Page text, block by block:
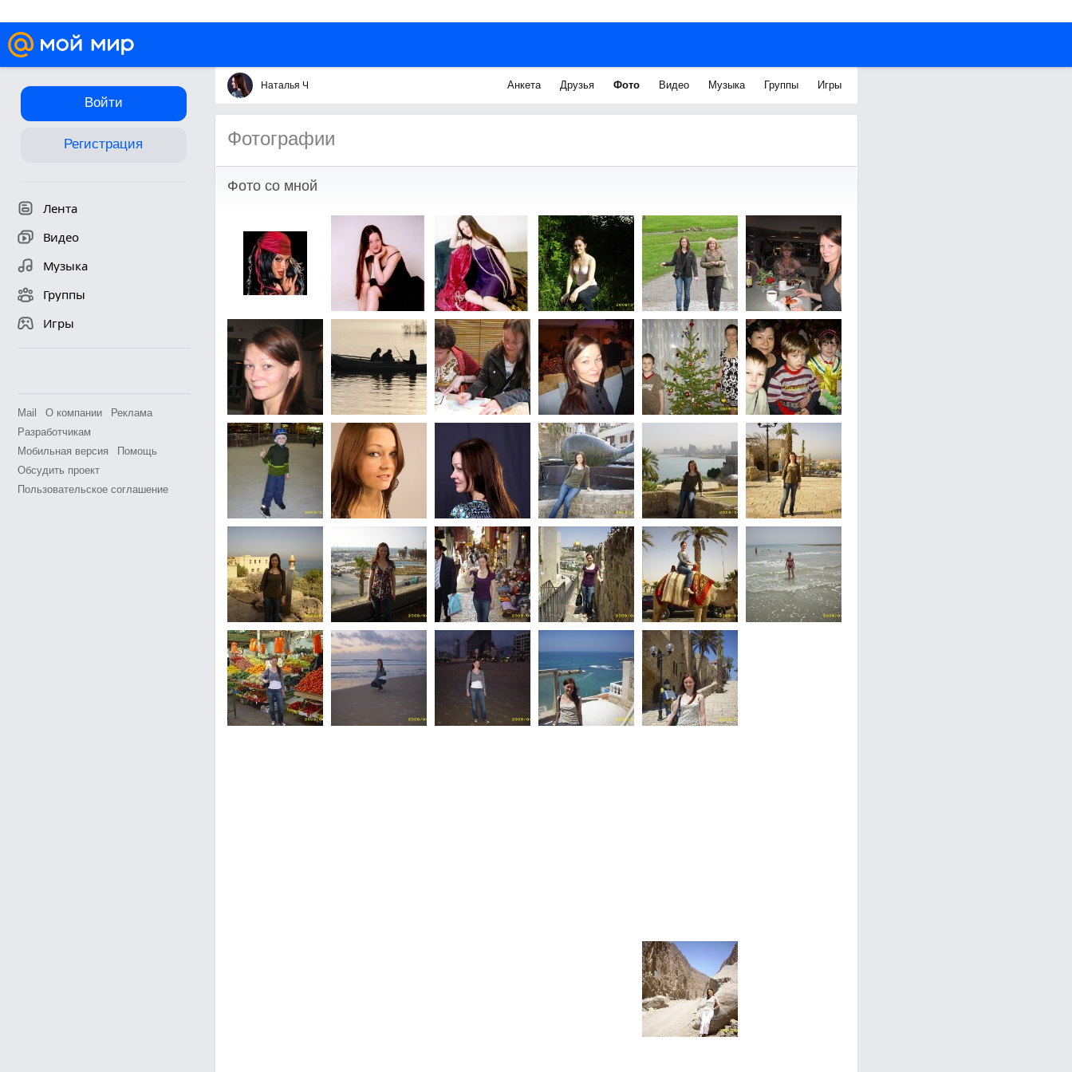
Войти
Регистрация
Лента
Видео
Музыка
Группы
Игры
Mail О компании
Реклама
Разработчикам
Мобильная версия
Помощь
Обсудить проект
Пользовательское соглашение
Наталья Ч Анкета Друзья Фото Видео Музыка Группы Игры
Фотографии
Фото со мной